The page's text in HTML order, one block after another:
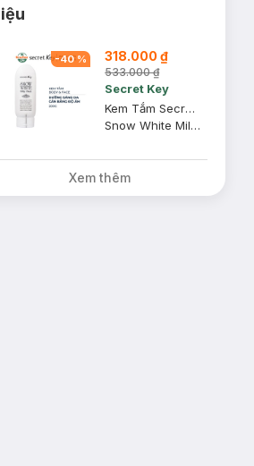
-40% 318.000 ₫
533.000 ₫
Secret Key
Kem Tắm Secret Key Dưỡng Sáng Da Mặt Và Cơ Thể 200g
Snow White Milky Pack
Xem thêm